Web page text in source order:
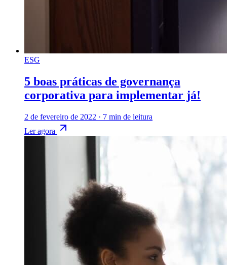
ESG
5 boas práticas de governança
corporativa para implementar já!
2 de fevereiro de 2022 · 7 min de leitura
Ler agora